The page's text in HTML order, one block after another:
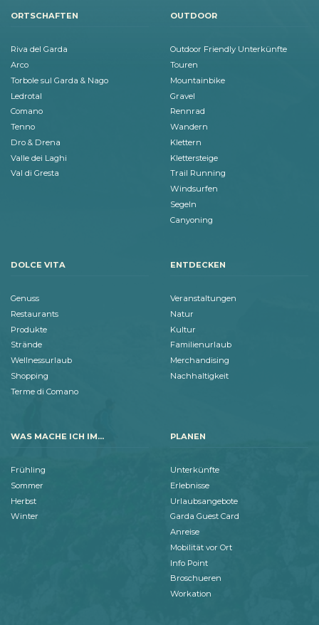
ORTSCHAFTEN
Riva del Garda
Arco
Torbole sul Garda & Nago
Ledrotal
Comano
Tenno
Dro & Drena
Valle dei Laghi
Val di Gresta
OUTDOOR
Outdoor Friendly Unterkünfte
Touren
Mountainbike
Gravel
Rennrad
Wandern
Klettern
Klettersteige
Trail Running
Windsurfen
Segeln
Canyoning
DOLCE VITA
Genuss
Restaurants
Produkte
Strände
Wellnessurlaub
Shopping
Terme di Comano
ENTDECKEN
Veranstaltungen
Natur
Kultur
Familienurlaub
Merchandising
Nachhaltigkeit
WAS MACHE ICH IM...
Frühling
Sommer
Herbst
Winter
PLANEN
Unterkünfte
Erlebnisse
Urlaubsangebote
Garda Guest Card
Anreise
Mobilität vor Ort
Info Point
Broschueren
Workation